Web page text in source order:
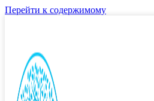
Перейти к содержимому